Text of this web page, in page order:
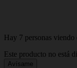
Hay 7 personas viendo
Este producto no está
Avísame